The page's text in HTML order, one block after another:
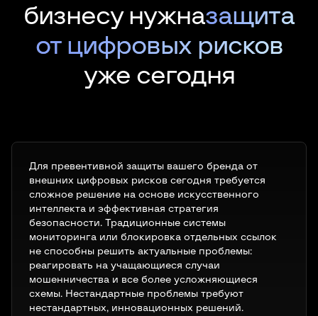
бизнесу нужназащита
от цифровых рисков
уже сегодня
Для превентивной защиты вашего бренда от
внешних цифровых рисков сегодня требуется
сложное решение на основе искусственного
интеллекта и эффективная стратегия
безопасности. Традиционные системы
мониторинга или блокировка отдельных ссылок
не способны решить актуальные проблемы:
реагировать на учащающиеся случаи
мошенничества и все более усложняющиеся
схемы. Нестандартные проблемы требуют
нестандартных, инновационных решений.